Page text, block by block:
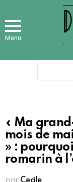
Menu
« Ma
mois de
» :
romarin à